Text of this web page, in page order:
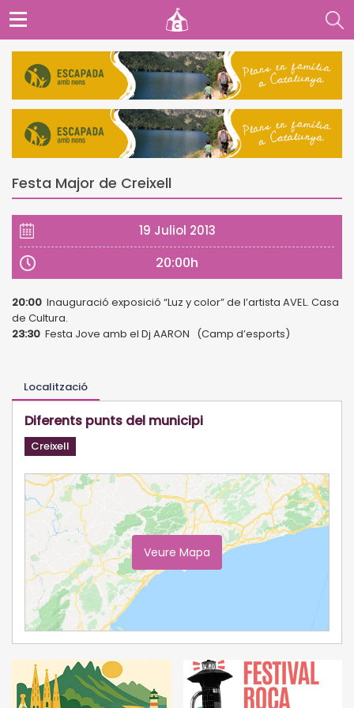
Festa Major de Creixell
19 Juliol 2013
20:00h
20:00 Inauguració exposició “Luz y color” de l’artista AVEL. Casa
de Cultura.
23:30 Festa Jove amb el Dj AARON (Camp d’esports)
Localització
Diferents punts del municipi
Creixell
Veure Mapa